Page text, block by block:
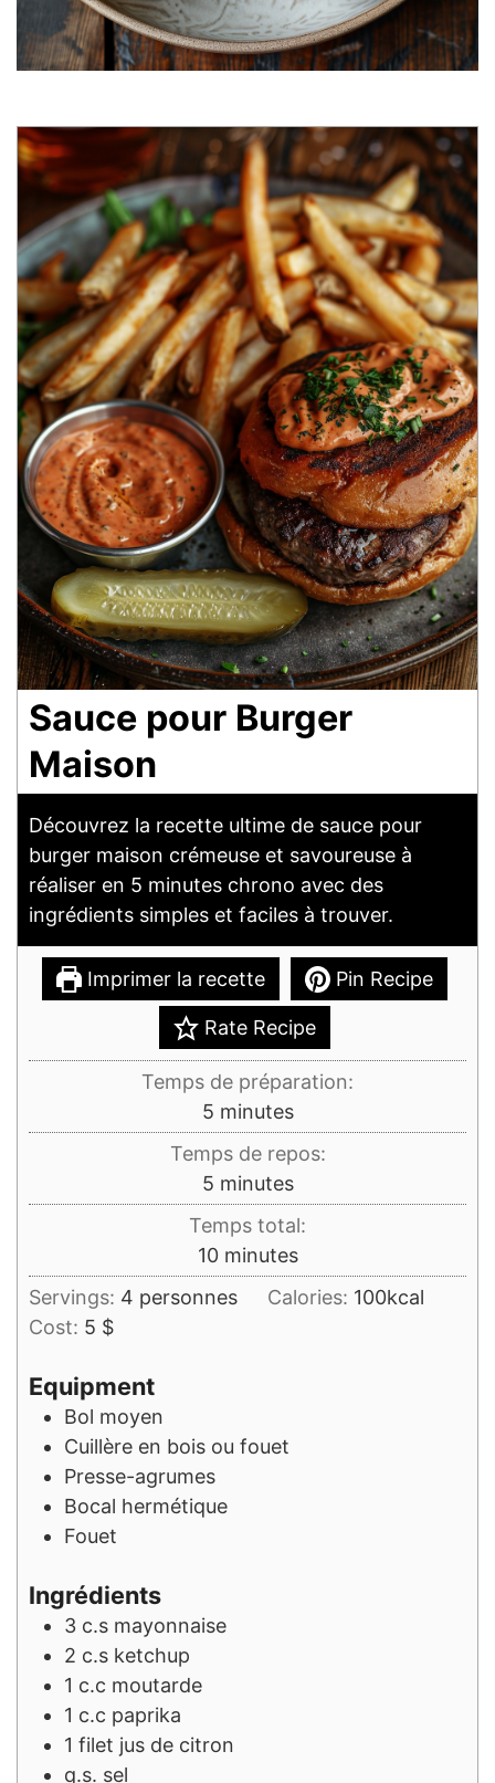
Sauce pour Burger
Maison
Découvrez la recette ultime de sauce pour
burger maison crémeuse et savoureuse à
réaliser en 5 minutes chrono avec des
ingrédients simples et faciles à trouver.
Imprimer la recette Pin Recipe
Rate Recipe
Temps de préparation:
5minutes
minutes
Temps de repos:
5minutes
minutes
Temps total:
10minutes
minutes
Servings: 4 personnes Calories: 100kcal
Cost: 5 $
Equipment
Bol moyen
Cuillère en bois ou fouet
Presse-agrumes
Bocal hermétique
Fouet
Ingrédients
3 c.s mayonnaise
2 c.s ketchup
1 c.c moutarde
1 c.c paprika
1 filet jus de citron
q.s. sel